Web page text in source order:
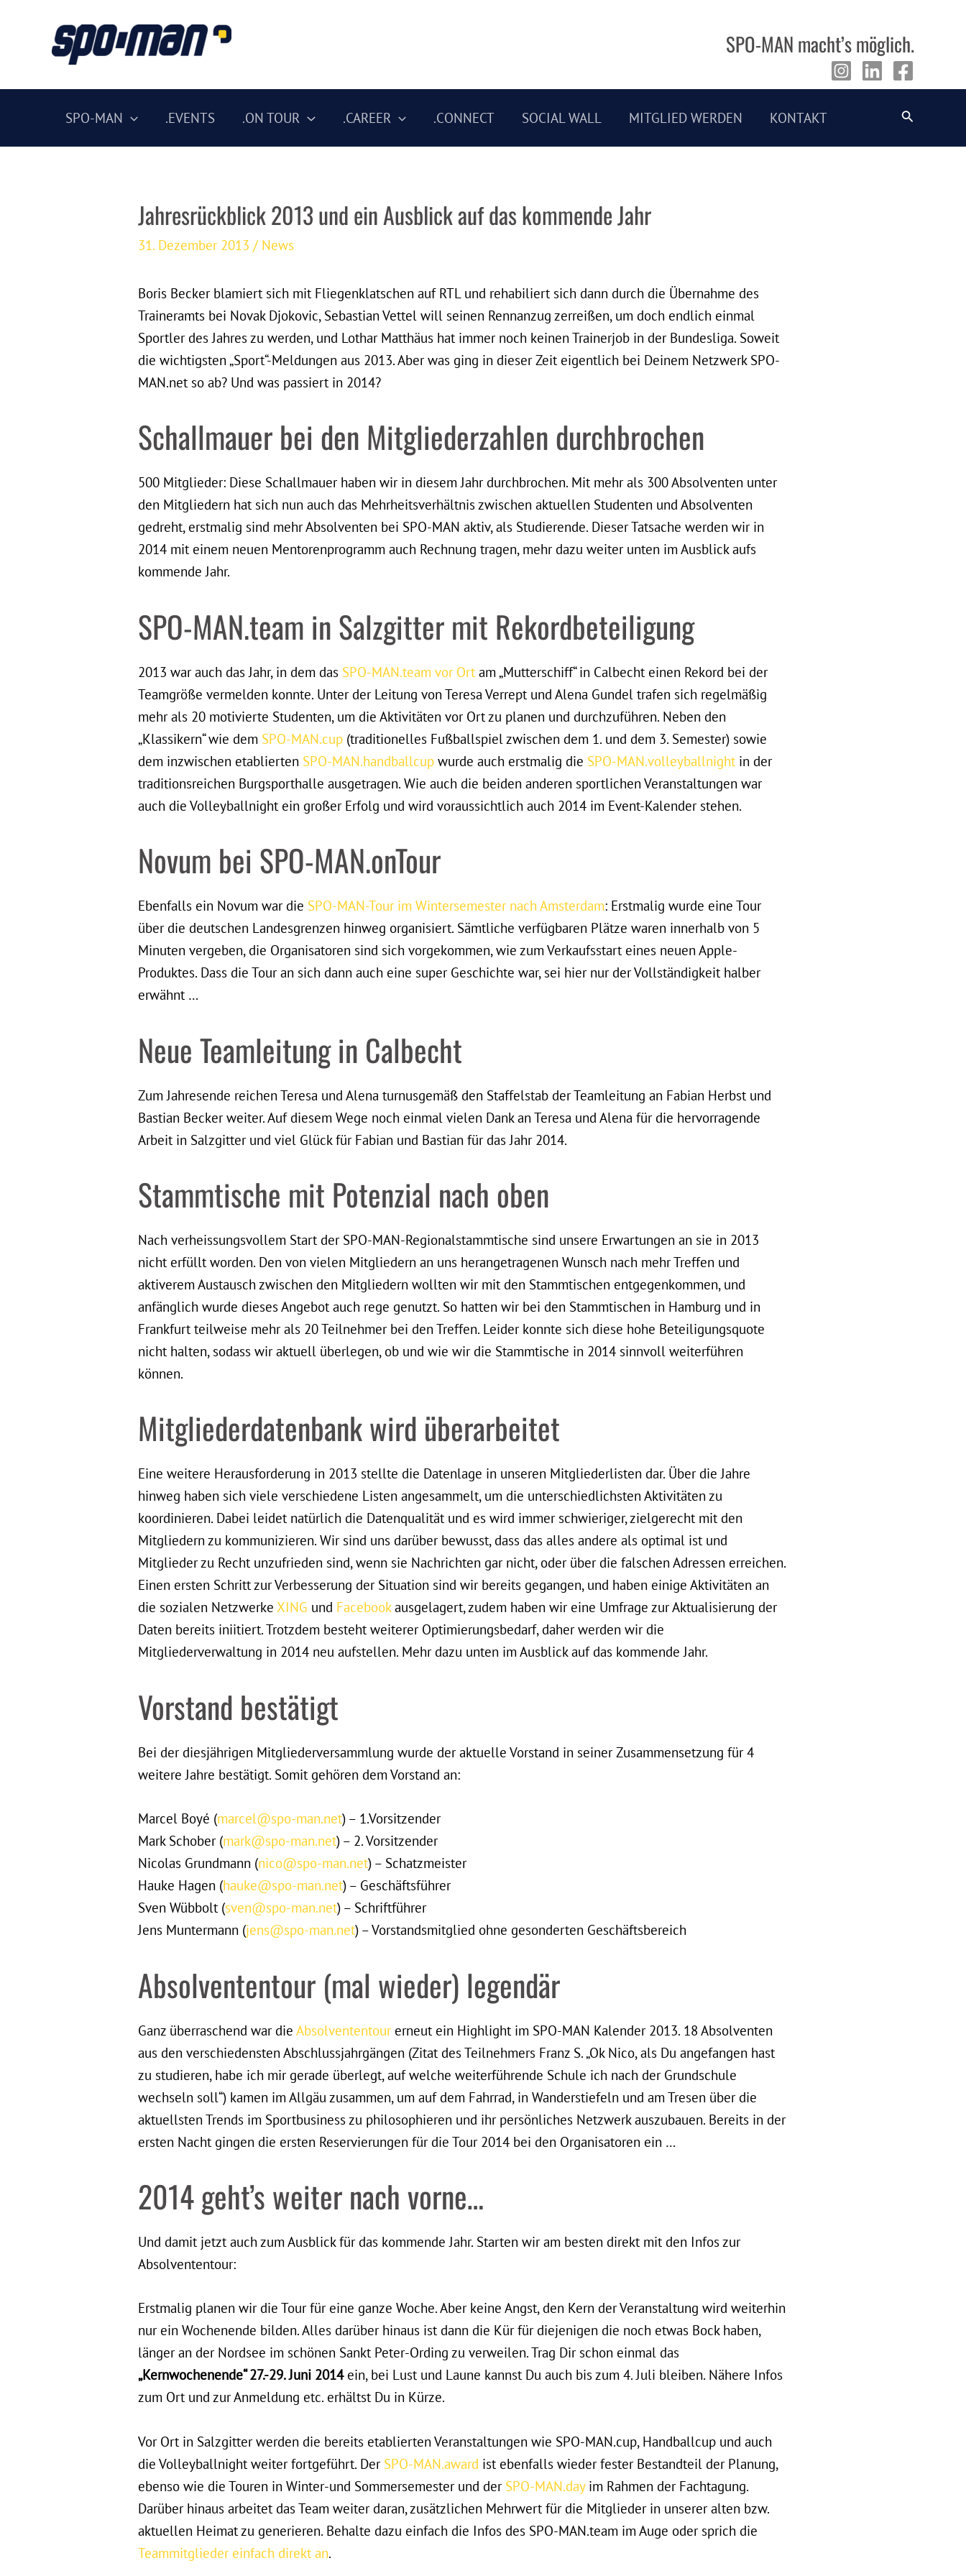
SPO-MAN macht’s möglich.
SPO-MAN .EVENTS .ON TOUR .CAREER .CONNECT SOCIAL WALL MITGLIED WERDEN KONTAKT Suche
Jahresrückblick 2013 und ein Ausblick auf das kommende Jahr
31. Dezember 2013 / News
Boris Becker blamiert sich mit Fliegenklatschen auf RTL und rehabiliert sich dann durch die Übernahme des
Traineramts bei Novak Djokovic, Sebastian Vettel will seinen Rennanzug zerreißen, um doch endlich einmal
Sportler des Jahres zu werden, und Lothar Matthäus hat immer noch keinen Trainerjob in der Bundesliga. Soweit
die wichtigsten „Sport“-Meldungen aus 2013. Aber was ging in dieser Zeit eigentlich bei Deinem Netzwerk SPO-
MAN.net so ab? Und was passiert in 2014?
Schallmauer bei den Mitgliederzahlen durchbrochen
500 Mitglieder: Diese Schallmauer haben wir in diesem Jahr durchbrochen. Mit mehr als 300 Absolventen unter
den Mitgliedern hat sich nun auch das Mehrheitsverhältnis zwischen aktuellen Studenten und Absolventen
gedreht, erstmalig sind mehr Absolventen bei SPO-MAN aktiv, als Studierende. Dieser Tatsache werden wir in
2014 mit einem neuen Mentorenprogramm auch Rechnung tragen, mehr dazu weiter unten im Ausblick aufs
kommende Jahr.
SPO-MAN.team in Salzgitter mit Rekordbeteiligung
2013 war auch das Jahr, in dem das SPO-MAN.team vor Ort am „Mutterschiff“ in Calbecht einen Rekord bei der
Teamgröße vermelden konnte. Unter der Leitung von Teresa Verrept und Alena Gundel trafen sich regelmäßig
mehr als 20 motivierte Studenten, um die Aktivitäten vor Ort zu planen und durchzuführen. Neben den
„Klassikern“ wie dem SPO-MAN.cup (traditionelles Fußballspiel zwischen dem 1. und dem 3. Semester) sowie
dem inzwischen etablierten SPO-MAN.handballcup wurde auch erstmalig die SPO-MAN.volleyballnight in der
traditionsreichen Burgsporthalle ausgetragen. Wie auch die beiden anderen sportlichen Veranstaltungen war
auch die Volleyballnight ein großer Erfolg und wird voraussichtlich auch 2014 im Event-Kalender stehen.
Novum bei SPO-MAN.onTour
Ebenfalls ein Novum war die SPO-MAN-Tour im Wintersemester nach Amsterdam: Erstmalig wurde eine Tour
über die deutschen Landesgrenzen hinweg organisiert. Sämtliche verfügbaren Plätze waren innerhalb von 5
Minuten vergeben, die Organisatoren sind sich vorgekommen, wie zum Verkaufsstart eines neuen Apple-
Produktes. Dass die Tour an sich dann auch eine super Geschichte war, sei hier nur der Vollständigkeit halber
erwähnt …
Neue Teamleitung in Calbecht
Zum Jahresende reichen Teresa und Alena turnusgemäß den Staffelstab der Teamleitung an Fabian Herbst und
Bastian Becker weiter. Auf diesem Wege noch einmal vielen Dank an Teresa und Alena für die hervorragende
Arbeit in Salzgitter und viel Glück für Fabian und Bastian für das Jahr 2014.
Stammtische mit Potenzial nach oben
Nach verheissungsvollem Start der SPO-MAN-Regionalstammtische sind unsere Erwartungen an sie in 2013
nicht erfüllt worden. Den von vielen Mitgliedern an uns herangetragenen Wunsch nach mehr Treffen und
aktiverem Austausch zwischen den Mitgliedern wollten wir mit den Stammtischen entgegenkommen, und
anfänglich wurde dieses Angebot auch rege genutzt. So hatten wir bei den Stammtischen in Hamburg und in
Frankfurt teilweise mehr als 20 Teilnehmer bei den Treffen. Leider konnte sich diese hohe Beteiligungsquote
nicht halten, sodass wir aktuell überlegen, ob und wie wir die Stammtische in 2014 sinnvoll weiterführen
können.
Mitgliederdatenbank wird überarbeitet
Eine weitere Herausforderung in 2013 stellte die Datenlage in unseren Mitgliederlisten dar. Über die Jahre
hinweg haben sich viele verschiedene Listen angesammelt, um die unterschiedlichsten Aktivitäten zu
koordinieren. Dabei leidet natürlich die Datenqualität und es wird immer schwieriger, zielgerecht mit den
Mitgliedern zu kommunizieren. Wir sind uns darüber bewusst, dass das alles andere als optimal ist und
Mitglieder zu Recht unzufrieden sind, wenn sie Nachrichten gar nicht, oder über die falschen Adressen erreichen.
Einen ersten Schritt zur Verbesserung der Situation sind wir bereits gegangen, und haben einige Aktivitäten an
die sozialen Netzwerke XING und Facebookausgelagert, zudem haben wir eine Umfrage zur Aktualisierung der
Daten bereits iniitiert. Trotzdem besteht weiterer Optimierungsbedarf, daher werden wir die
Mitgliederverwaltung in 2014 neu aufstellen. Mehr dazu unten im Ausblick auf das kommende Jahr.
Vorstand bestätigt
Bei der diesjährigen Mitgliederversammlung wurde der aktuelle Vorstand in seiner Zusammensetzung für 4
weitere Jahre bestätigt. Somit gehören dem Vorstand an:
Marcel Boyé (marcel@spo-man.net) – 1.Vorsitzender
Mark Schober (mark@spo-man.net) – 2. Vorsitzender
Nicolas Grundmann (nico@spo-man.net) – Schatzmeister
Hauke Hagen (hauke@spo-man.net) – Geschäftsführer
Sven Wübbolt (sven@spo-man.net) – Schriftführer
Jens Muntermann (jens@spo-man.net) – Vorstandsmitglied ohne gesonderten Geschäftsbereich
Absolvententour (mal wieder) legendär
Ganz überraschend war die Absolvententourerneut ein Highlight im SPO-MAN Kalender 2013. 18 Absolventen
aus den verschiedensten Abschlussjahrgängen (Zitat des Teilnehmers Franz S. „Ok Nico, als Du angefangen hast
zu studieren, habe ich mir gerade überlegt, auf welche weiterführende Schule ich nach der Grundschule
wechseln soll“) kamen im Allgäu zusammen, um auf dem Fahrrad, in Wanderstiefeln und am Tresen über die
aktuellsten Trends im Sportbusiness zu philosophieren und ihr persönliches Netzwerk auszubauen. Bereits in der
ersten Nacht gingen die ersten Reservierungen für die Tour 2014 bei den Organisatoren ein …
2014 geht’s weiter nach vorne…
Und damit jetzt auch zum Ausblick für das kommende Jahr. Starten wir am besten direkt mit den Infos zur
Absolvententour:
Erstmalig planen wir die Tour für eine ganze Woche. Aber keine Angst, den Kern der Veranstaltung wird weiterhin
nur ein Wochenende bilden. Alles darüber hinaus ist dann die Kür für diejenigen die noch etwas Bock haben,
länger an der Nordsee im schönen Sankt Peter-Ording zu verweilen. Trag Dir schon einmal das
„Kernwochenende“ 27.-29. Juni 2014ein, bei Lust und Laune kannst Du auch bis zum 4. Juli bleiben. Nähere Infos
zum Ort und zur Anmeldung etc. erhältst Du in Kürze.
Vor Ort in Salzgitter werden die bereits etablierten Veranstaltungen wie SPO-MAN.cup, Handballcup und auch
die Volleyballnight weiter fortgeführt. Der SPO-MAN.award ist ebenfalls wieder fester Bestandteil der Planung,
ebenso wie die Touren in Winter-und Sommersemester und der SPO-MAN.dayim Rahmen der Fachtagung.
Darüber hinaus arbeitet das Team weiter daran, zusätzlichen Mehrwert für die Mitglieder in unserer alten bzw.
aktuellen Heimat zu generieren. Behalte dazu einfach die Infos des SPO-MAN.team im Auge oder sprich die
Teammitglieder einfach direkt an.